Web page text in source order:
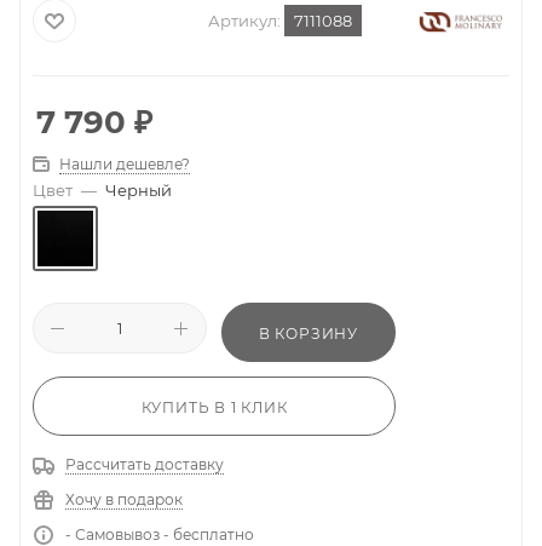
Артикул: 7111088
7 790 ₽
Нашли дешевле?
Цвет — Черный
В КОРЗИНУ
КУПИТЬ В 1 КЛИК
Рассчитать доставку
Хочу в подарок
- Самовывоз - бесплатно